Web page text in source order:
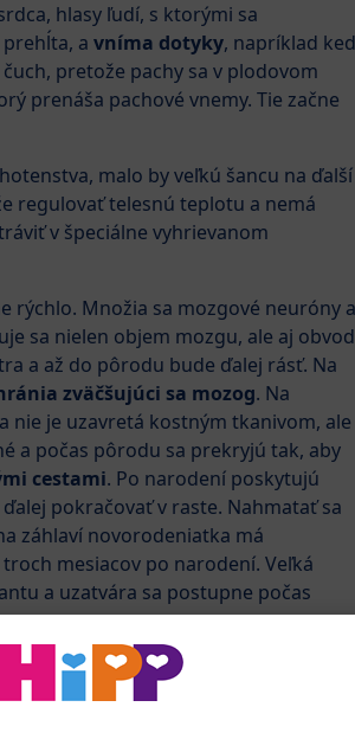
hlasy ľudí, s ktorými sa
a vníma dotyky, napríklad keď
pretože pachy sa v plodovom
prenáša pachové vnemy. Tie začne
malo by veľkú šancu na ďalší
regulovať telesnú teplotu a nemá
v špeciálne vyhrievanom
rýchlo. Množia sa mozgové neuróny a
sa nielen objem mozgu, ale aj obvod
a až do pôrodu bude ďalej rásť. Na
zväčšujúci sa mozog. Na
nie je uzavretá kostným tkanivom, ale
a počas pôrodu sa prekryjú tak, aby
cestami. Po narodení poskytujú
pokračovať v raste. Nahmatať sa
záhlaví novorodeniatka má
mesiacov po narodení. Veľká
a uzatvára sa postupne počas
trochu stvrdnúť, aby odolali
nie sú úplne pevné, ich tvrdnutie
ako aj zmyslov, reflexov,